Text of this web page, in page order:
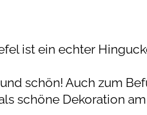
ist ein echter
schön! Auch zum
schöne Dekoration